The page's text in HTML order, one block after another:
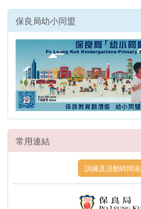
保良局幼小同盟
常用連結
訓練及活動時間表